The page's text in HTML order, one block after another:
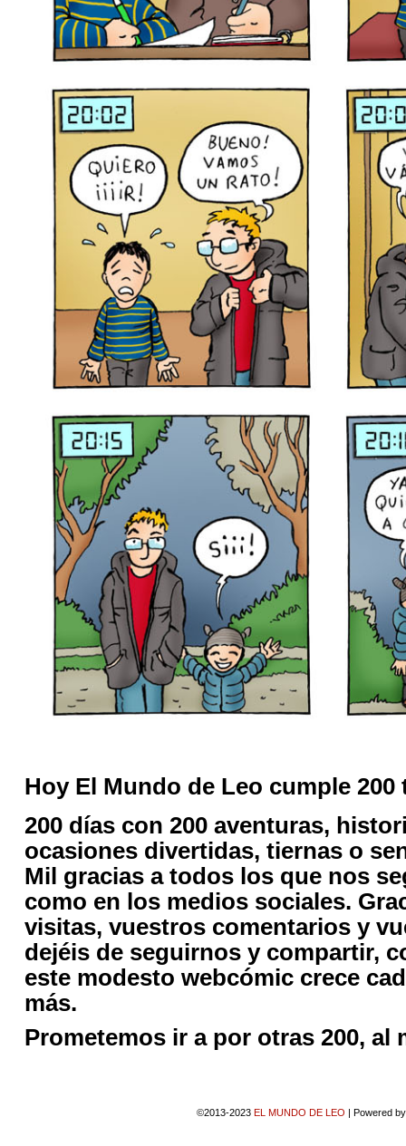
Hoy El Mundo de Leo cumple 200
200 días con 200 aventuras,
ocasiones divertidas, tiernas o
Mil gracias a todos los que nos
como en los medios sociales.
visitas, vuestros comentarios y
dejéis de seguirnos y compartir,
este modesto webcómic crece
más.
Prometemos ir a por otras 200, al
©2013-2023 EL MUNDO DE LEO Powered